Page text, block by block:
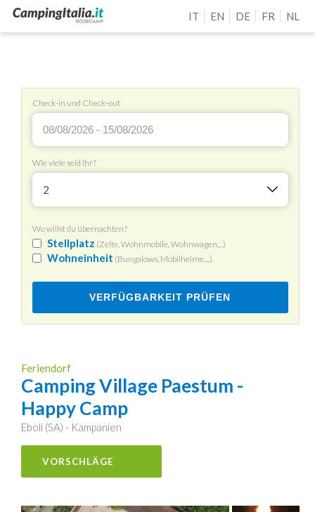
IT EN DE FR NL
Check-in und Check-out
Wie viele seid ihr?
2
Wo willst du übernachten?
Stellplatz (Zelte, Wohnmobile, Wohnwagen,...)
Wohneinheit (Bungalows, Mobilheime,...)
VERFÜGBARKEIT PRÜFEN
Feriendorf
Camping Village Paestum -
Happy Camp
Eboli (SA) - Kampanien
VORSCHLÄGE